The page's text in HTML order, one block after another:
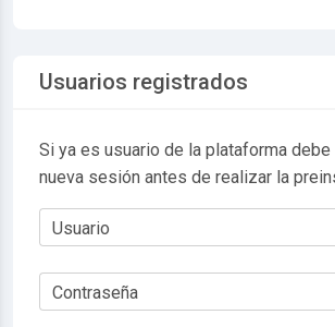
Usuarios registrados
Si ya es usuario de la plataforma debe
nueva sesión antes de realizar la
Usuario
Contraseña